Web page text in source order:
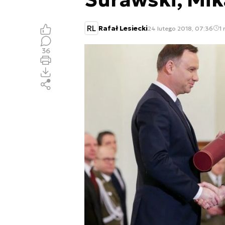
RL Rafał Lesiecki24 lutego 2018, 07:36 1
36